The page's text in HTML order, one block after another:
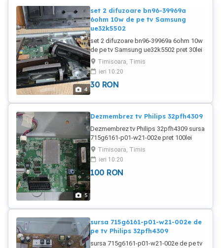
4
set 2 difuzoare bn96-39969a
6ohm 10w de pe tv Samsung
ue32k5502
set 2 difuzoare bn96-39969a 6ohm 10w
de pe tv Samsung ue32k5502 pret 30lei
Timisoara, Timis
ieri 10:20
30 RON
5
Dezmembrez tv Philips 32pfh4309
Dezmembrez tv Philips 32pfh4309 sursa
715g6161-p01-w21-002e pret 100lei
tcon t320hvn05.2 pret 70lei
Timisoara, Timis
ieri 10:20
100 RON
sursa 715g6161-p01-w21-002e de
pe tv Philips 32pfh4309
sursa 715g6161-p01-w21-002e de pe tv